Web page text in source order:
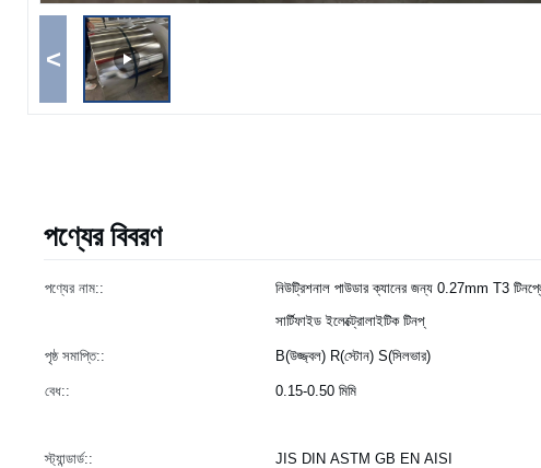
<
পণ্যের বিবরণ
পণ্যের নাম::
নিউট্রিশনাল পাউডার ক্যানের জন্য 0.27mm T3
সার্টিফাইড ইলেক্ট্রোলাইটিক টিনপ্
পৃষ্ঠ সমাপ্তি:: B(উজ্জ্বল) R(স্টোন) S(সিলভার)
বেধ:: 0.15-0.50 মিমি
স্ট্যান্ডার্ড:: JIS DIN ASTM GB EN AISI